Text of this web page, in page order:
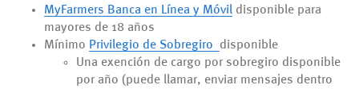
MyFarmers Banca en Línea y Móvil disponible para
mayores de 18 años
Mínimo Privilegio de Sobregiro
disponible
Una exención de cargo por sobregiro disponible
por año (puede llamar, enviar mensajes dentro